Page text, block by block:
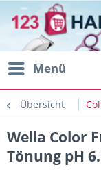
Menü
Übersicht
Wella Color
Tönung pH